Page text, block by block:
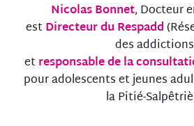
Nicolas Bonnet, Docteur
estDirecteur du Respadd
des
etresponsable de la
pour adolescents et jeunes
la Pitié-